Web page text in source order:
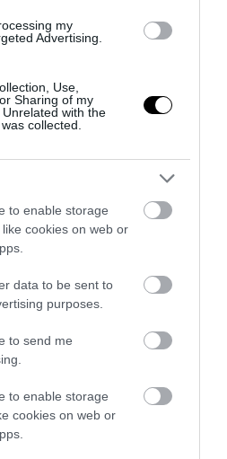
my
Advertising.
Use,
Sharing of my
with the
collected.
to enable storage
cookies on web or
data to be sent to
purposes.
to send me
to enable storage
cookies on web or
Πακιστανός
αντικείμενα